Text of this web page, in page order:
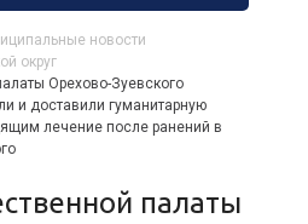
новости
округ
Орехово-Зуевского
и доставили гуманитарную
лечение после ранений в